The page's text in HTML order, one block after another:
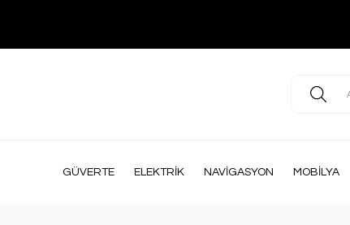
GÜVERTE ELEKTRİK NAVİGASYON MOBİLYA